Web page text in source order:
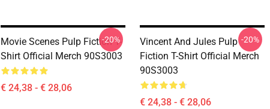
Movie Scenes Pulp Fiction T-
Shirt Official Merch 90S3003
€ 24,38 - € 28,06
-20%
Vincent And Jules Pulp
Fiction T-Shirt Official Merch
90S3003
€ 24,38 - € 28,06
-20%